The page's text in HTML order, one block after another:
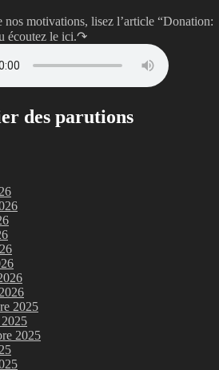
nos motivations, lisez l’article “Donation:
écoutez le ici.↷
des parutions
2025
2025